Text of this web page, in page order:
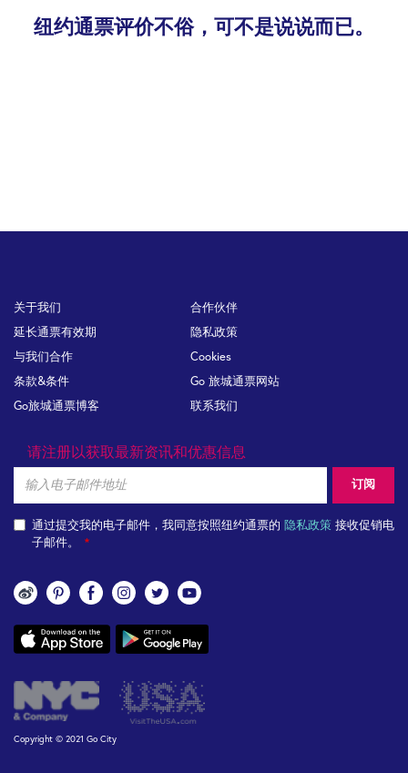
纽约通票评价不俗，可不是说说而已。
关于我们 合作伙伴
延长通票有效期 隐私政策
与我们合作 Cookies
条款&条件 Go 旅城通票网站
Go旅城通票博客 联系我们
请注册以获取最新资讯和优惠信息
订阅
通过提交我的电子邮件，我同意按照纽约通票的 隐私政策 接收促销电
子邮件。
关
我
App
links
Copyright © 2021 Go City